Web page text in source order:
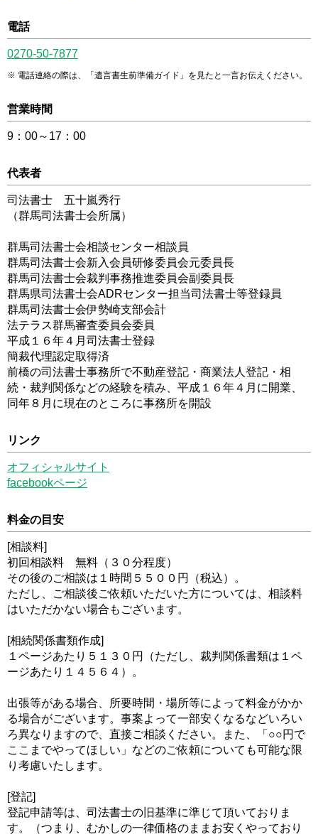
電話
0270-50-7877
電話連絡の際は、「遺言書生前準備ガイド」を見たと一言お伝えください。
営業時間
9：00～17：00
代表者
司法書士 五十嵐秀行
（群馬司法書士会所属）
群馬司法書士会相談センター相談員
群馬司法書士会新入会員研修委員会元委員長
群馬司法書士会裁判事務推進委員会副委員長
群馬県司法書士会ADRセンター担当司法書士等登録員
群馬司法書士会伊勢崎支部会計
法テラス群馬審査委員会委員
平成１６年４月司法書士登録
簡裁代理認定取得済
前橋の司法書士事務所で不動産登記・商業法人登記・相
続・裁判関係などの経験を積み、平成１６年４月に開業、
同年８月に現在のところに事務所を開設
リンク
オフィシャルサイト
facebookページ
料金の目安
[相談料]
初回相談料 無料（３０分程度）
その後のご相談は１時間５５００円（税込）。
ただし、ご相談後ご依頼いただいた方については、相談料
はいただかない場合もございます。
[相続関係書類作成]
１ページあたり５１３０円（ただし、裁判関係書類は１ペ
ージあたり１４５６４）。
出張等がある場合、所要時間・場所等によって料金がかか
る場合がございます。事案よって一部安くなるなどいろい
ろ異なりますので、直接ご相談ください。また、「○○円で
ここまでやってほしい」などのご依頼についても可能な限
り考慮いたします。
[登記]
登記申請等は、司法書士の旧基準に準じて頂いておりま
す。（つまり、むかしの一律価格のままお安くやっており